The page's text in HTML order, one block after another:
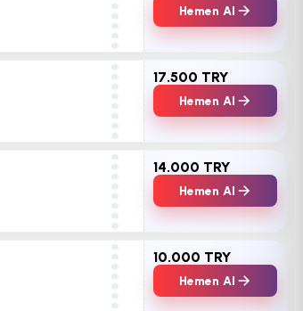
Hemen Al
17.500 TRY
Hemen Al
14.000 TRY
Hemen Al
10.000 TRY
Hemen Al